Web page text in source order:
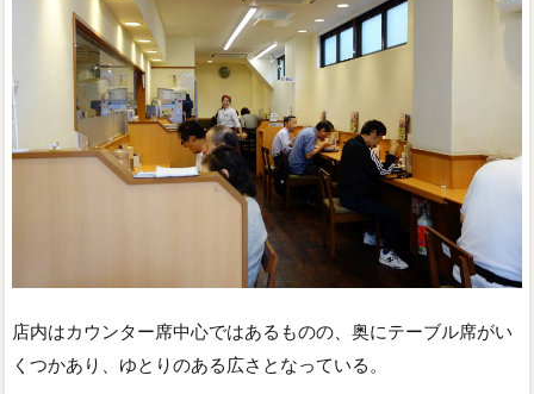
店内はカウンター席中心ではあるものの、奥にテーブル席がい
くつかあり、ゆとりのある広さとなっている。